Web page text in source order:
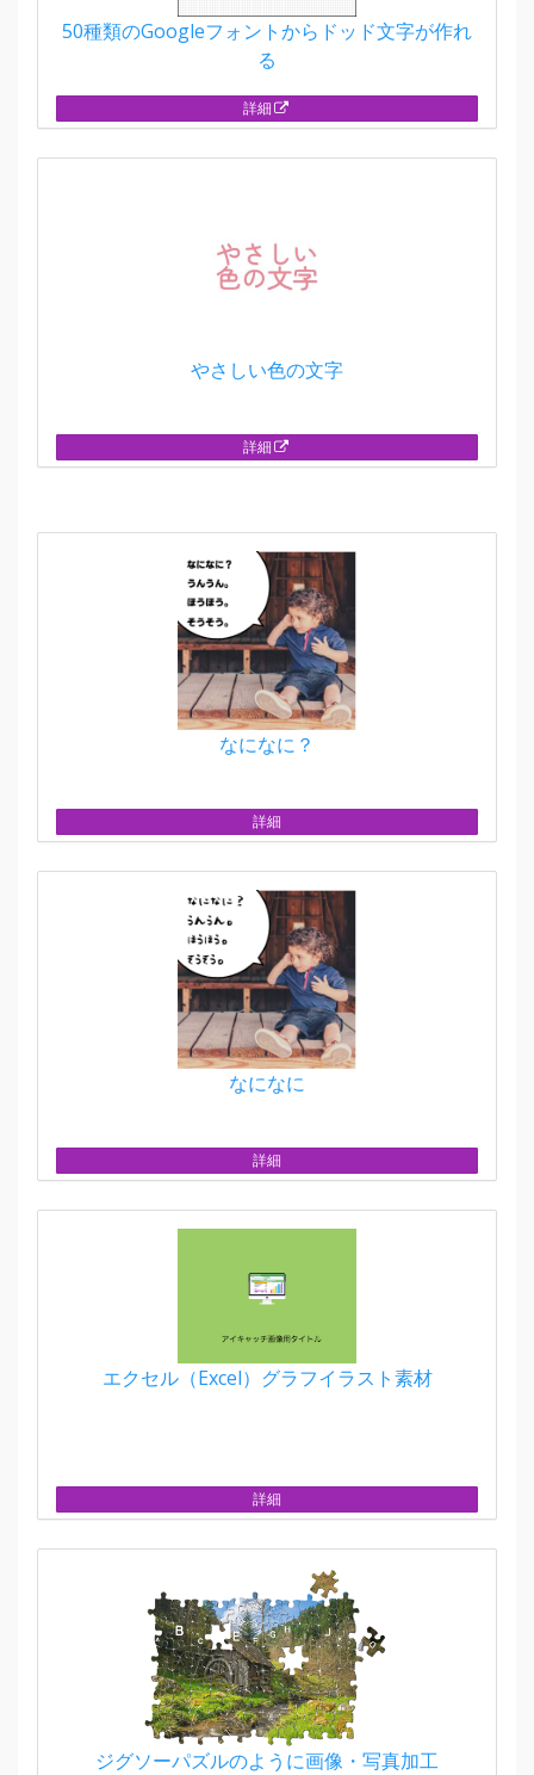
50種類のGoogleフォントからドッド文字が作れ
る
詳細
やさしい色の文字
詳細
なになに？
詳細
なになに
詳細
エクセル（Excel）グラフイラスト素材
詳細
ジグソーパズルのように画像・写真加工